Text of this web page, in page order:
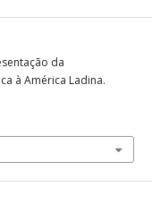
da
à América Ladina.